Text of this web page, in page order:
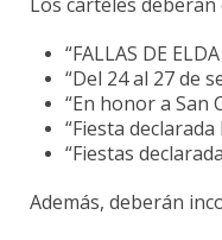
“FALLAS DE
“Del 24 al 27 de
“En honor a San
“Fiesta
“Fiestas
Además, deberán